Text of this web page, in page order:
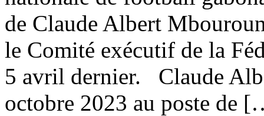
de Claude Albert
le Comité exécutif de la
5 avril dernier. Claude
octobre 2023 au poste de